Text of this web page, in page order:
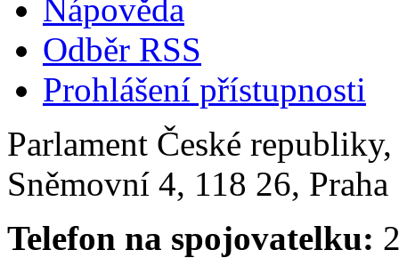
Nápověda
Odběr RSS
Prohlášení přístupnosti
Parlament České
Sněmovní 4, 118 26,
Telefon na spojovatelku: